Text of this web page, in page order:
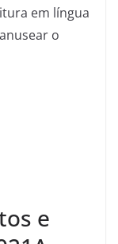
em língua
o
e